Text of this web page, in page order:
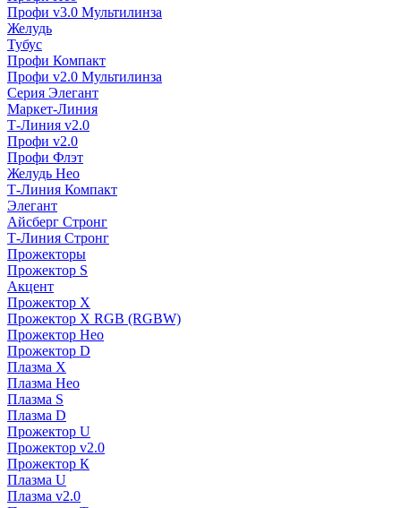
Профи v3.0 Мультилинза
Желудь
Тубус
Профи Компакт
Профи v2.0 Мультилинза
Серия Элегант
Маркет-Линия
Т-Линия v2.0
Профи v2.0
Профи Флэт
Желудь Нео
Т-Линия Компакт
Элегант
Айсберг Стронг
Т-Линия Стронг
Прожекторы
Прожектор S
Акцент
Прожектор X
Прожектор Х RGB (RGBW)
Прожектор Нео
Прожектор D
Плазма X
Плазма Нео
Плазма S
Плазма D
Прожектор U
Прожектор v2.0
Прожектор К
Плазма U
Плазма v2.0